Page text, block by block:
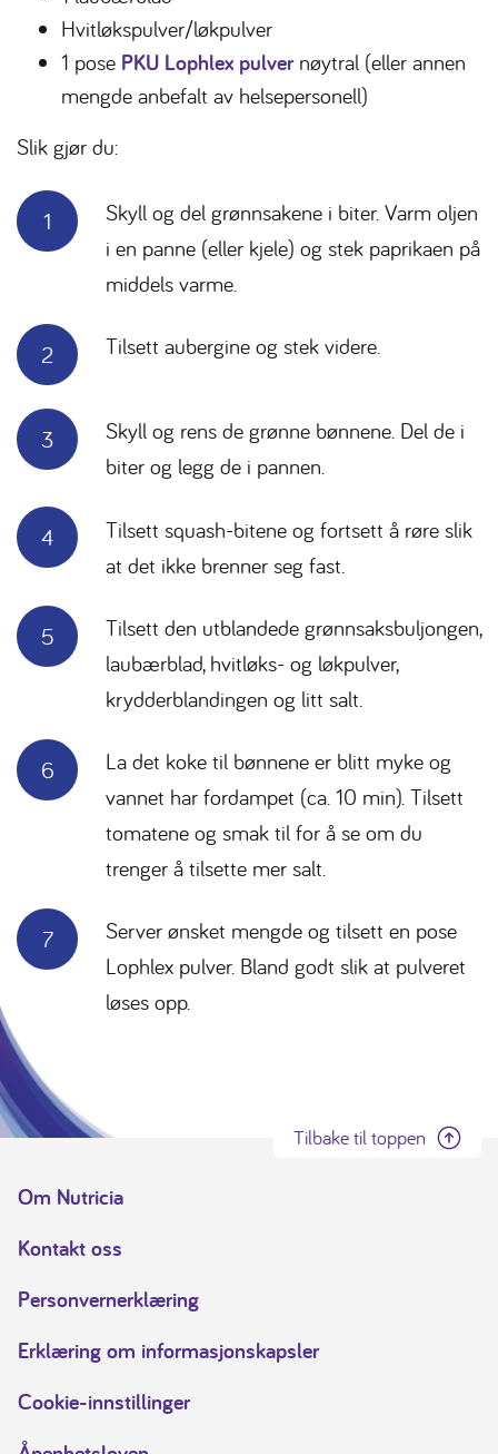
Hvitløkspulver/løkpulver
1 pose PKU Lophlex pulvernøytral (eller annen
mengde anbefalt av helsepersonell)
Slik gjør du:
Skyll og del grønnsakene i biter. Varm oljen
i en panne (eller kjele) og stek paprikaen på
middels varme.
Tilsett aubergine og stek videre.
Skyll og rens de grønne bønnene. Del de i
biter og legg de i pannen.
Tilsett squash-bitene og fortsett å røre slik
at det ikke brenner seg fast.
Tilsett den utblandede grønnsaksbuljongen,
laubærblad, hvitløks- og løkpulver,
krydderblandingen og litt salt.
La det koke til bønnene er blitt myke og
vannet har fordampet (ca. 10 min). Tilsett
tomatene og smak til for å se om du
trenger å tilsette mer salt.
Server ønsket mengde og tilsett en pose
Lophlex pulver. Bland godt slik at pulveret
løses opp.
Tilbake til toppen
Om Nutricia
Kontakt oss
Personvernerklæring
Erklæring om informasjonskapsler
Cookie-innstillinger